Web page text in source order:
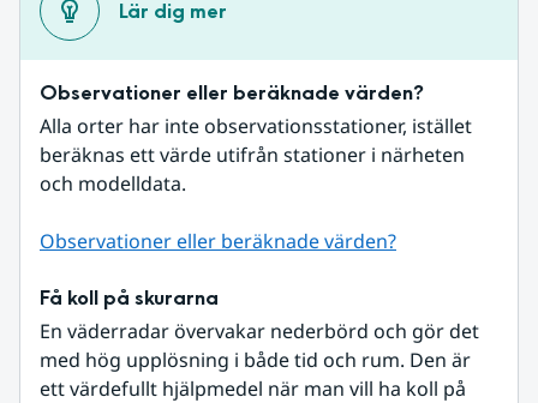
Lär dig mer
Observationer eller beräknade värden?
Alla orter har inte observationsstationer, istället
beräknas ett värde utifrån stationer i närheten
och modelldata.
Observationer eller beräknade värden?
Få koll på skurarna
En väderradar övervakar nederbörd och gör det
med hög upplösning i både tid och rum. Den är
ett värdefullt hjälpmedel när man vill ha koll på